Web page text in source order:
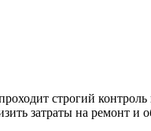
строгий контроль
затраты на ремонт и